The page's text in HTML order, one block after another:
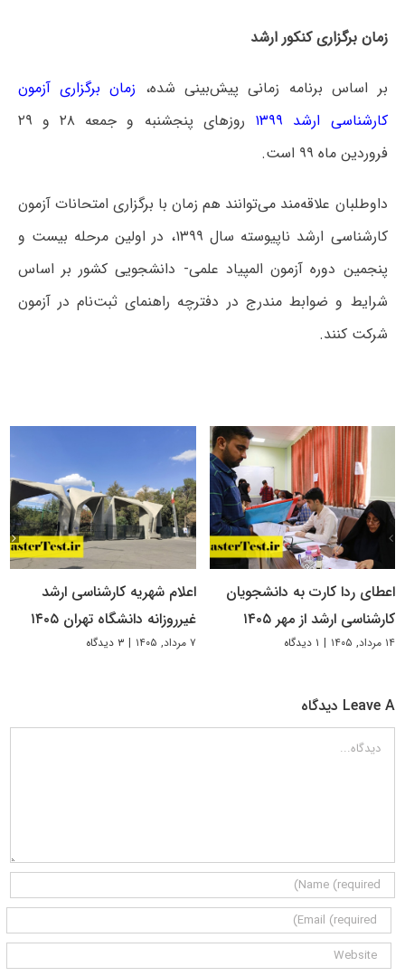
زمان برگزاری کنکور ارشد
بر اساس برنامه زمانی پیش‌بینی شده، زمان برگزاری آزمون
کارشناسی ارشد ۱۳۹۹
روزهای پنجشنبه و جمعه ۲۸ و ۲۹
فروردین ماه ۹۹ است.
داوطلبان علاقه‌مند می‌توانند هم زمان ‌با برگزاری‌ امتحانات‌ آزمون
کارشناسی ارشد ناپیوسته سال ۱۳۹۹، در اولین ‌مرحله بیست و
پنجمین دوره آزمون المپیاد علمی- دانشجویی‌ کشور بر اساس
شرایط و ضوابط مندرج در دفترچه راهنمای ثبت‌نام در آزمون
شرکت کنند.
اعطای ردا کارت به دانشجویان
کارشناسی ارشد از مهر ۱۴۰۵
۱۴ مرداد, ۱۴۰۵ | ۱ دیدگاه
اعلام شهریه کارشناسی ارشد
غیرروزانه دانشگاه تهران ۱۴۰۵
۷ مرداد, ۱۴۰۵ | ۳ دیدگاه
Leave A دیدگاه
دیدگاه